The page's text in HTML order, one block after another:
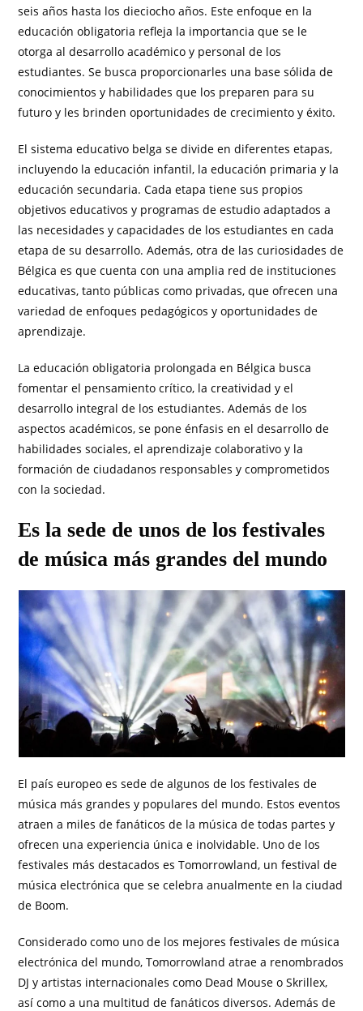
seis años hasta los dieciocho años. Este enfoque en la
educación obligatoria refleja la importancia que se le
otorga al desarrollo académico y personal de los
estudiantes. Se busca proporcionarles una base sólida de
conocimientos y habilidades que los preparen para su
futuro y les brinden oportunidades de crecimiento y éxito.
El sistema educativo belga se divide en diferentes etapas,
incluyendo la educación infantil, la educación primaria y la
educación secundaria. Cada etapa tiene sus propios
objetivos educativos y programas de estudio adaptados a
las necesidades y capacidades de los estudiantes en cada
etapa de su desarrollo. Además, otra de las curiosidades de
Bélgica es que cuenta con una amplia red de instituciones
educativas, tanto públicas como privadas, que ofrecen una
variedad de enfoques pedagógicos y oportunidades de
aprendizaje.
La educación obligatoria prolongada en Bélgica busca
fomentar el pensamiento crítico, la creatividad y el
desarrollo integral de los estudiantes. Además de los
aspectos académicos, se pone énfasis en el desarrollo de
habilidades sociales, el aprendizaje colaborativo y la
formación de ciudadanos responsables y comprometidos
con la sociedad.
Es la sede de unos de los festivales
de música más grandes del mundo
El país europeo es sede de algunos de los festivales de
música más grandes y populares del mundo. Estos eventos
atraen a miles de fanáticos de la música de todas partes y
ofrecen una experiencia única e inolvidable. Uno de los
festivales más destacados es Tomorrowland, un festival de
música electrónica que se celebra anualmente en la ciudad
de Boom.
Considerado como uno de los mejores festivales de música
electrónica del mundo, Tomorrowland atrae a renombrados
DJ y artistas internacionales como Dead Mouse o Skrillex,
así como a una multitud de fanáticos diversos. Además de